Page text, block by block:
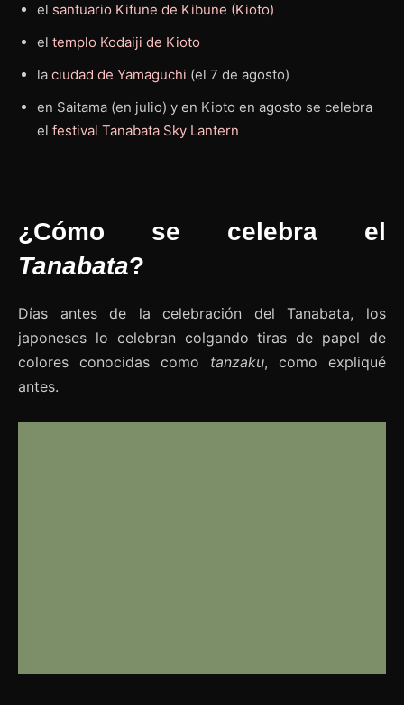
el santuario Kifune de Kibune (Kioto)
el templo Kodaiji de Kioto
la ciudad de Yamaguchi (el 7 de agosto)
en Saitama (en julio) y en Kioto en agosto se celebra
el festival Tanabata Sky Lantern
¿Cómo se celebra el
Tanabata?
Días antes de la celebración del Tanabata, los
japoneses lo celebran colgando tiras de papel de
colores conocidas como tanzaku, como expliqué
antes.